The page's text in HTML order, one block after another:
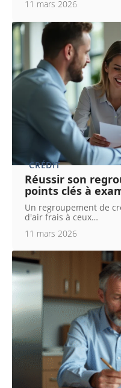
11 mars 2026
CRÉDIT
Réussir son
points clés à
Un regroupement de
d'air frais à ceux…
11 mars 2026